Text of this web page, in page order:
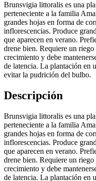
Brunsvigia littoralis es una
perteneciente a la familia
grandes hojas en forma de
inflorescencias. Produce
que aparecen en verano.
drene bien. Requiere un
crecimiento y debe
de latencia. La plantación en
evitar la pudrición del bulbo.
Descripción
Brunsvigia littoralis es una
perteneciente a la familia
grandes hojas en forma de
inflorescencias. Produce
que aparecen en verano.
drene bien. Requiere un
crecimiento y debe
de latencia. La plantación en